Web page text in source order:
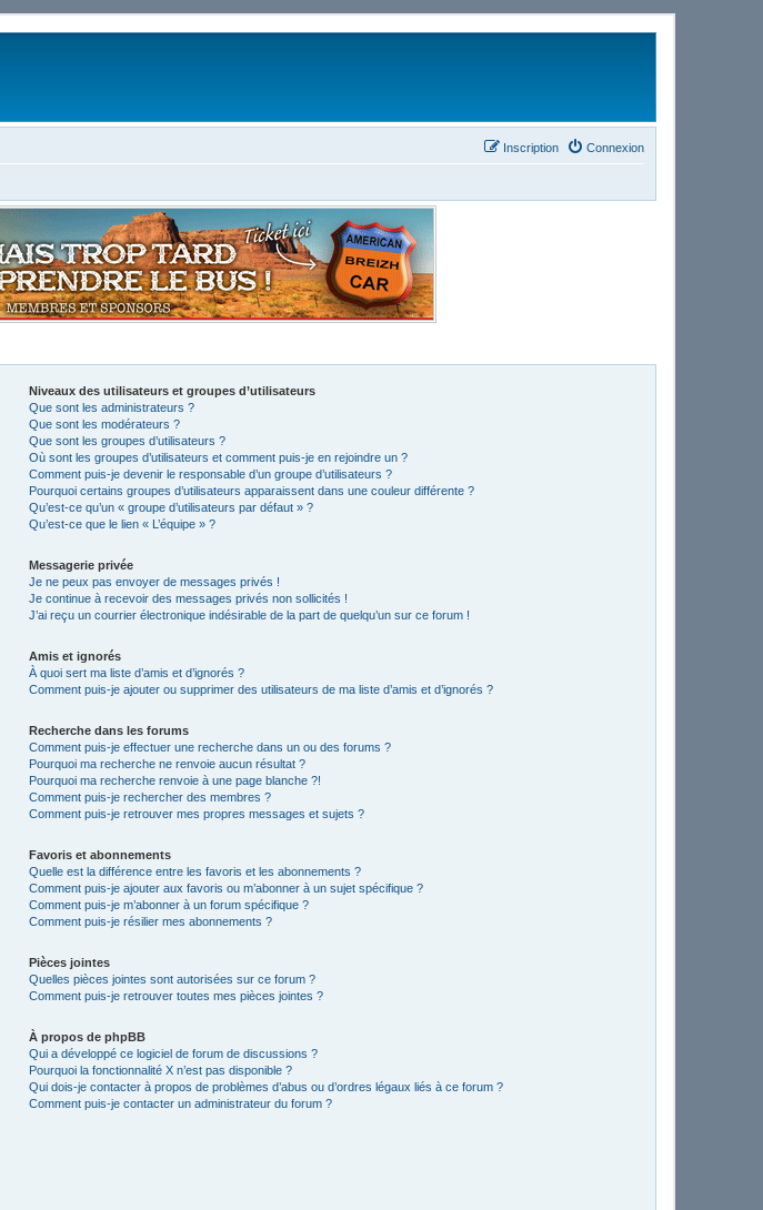
Connexion
Inscription
Niveaux des utilisateurs et groupes d’utilisateurs
Que sont les administrateurs ?
Que sont les modérateurs ?
Que sont les groupes d’utilisateurs ?
Où sont les groupes d’utilisateurs et comment puis-je en rejoindre un ?
Comment puis-je devenir le responsable d’un groupe d’utilisateurs ?
Pourquoi certains groupes d’utilisateurs apparaissent dans une couleur différente ?
Qu’est-ce qu’un « groupe d’utilisateurs par défaut » ?
Qu’est-ce que le lien « L’équipe » ?
Messagerie privée
Je ne peux pas envoyer de messages privés !
Je continue à recevoir des messages privés non sollicités !
J’ai reçu un courrier électronique indésirable de la part de quelqu’un sur ce forum !
Amis et ignorés
À quoi sert ma liste d’amis et d’ignorés ?
Comment puis-je ajouter ou supprimer des utilisateurs de ma liste d’amis et d’ignorés ?
Recherche dans les forums
Comment puis-je effectuer une recherche dans un ou des forums ?
Pourquoi ma recherche ne renvoie aucun résultat ?
Pourquoi ma recherche renvoie à une page blanche ?!
Comment puis-je rechercher des membres ?
Comment puis-je retrouver mes propres messages et sujets ?
Favoris et abonnements
Quelle est la différence entre les favoris et les abonnements ?
Comment puis-je ajouter aux favoris ou m’abonner à un sujet spécifique ?
Comment puis-je m’abonner à un forum spécifique ?
Comment puis-je résilier mes abonnements ?
Pièces jointes
Quelles pièces jointes sont autorisées sur ce forum ?
Comment puis-je retrouver toutes mes pièces jointes ?
À propos de phpBB
Qui a développé ce logiciel de forum de discussions ?
Pourquoi la fonctionnalité X n’est pas disponible ?
Qui dois-je contacter à propos de problèmes d’abus ou d’ordres légaux liés à ce forum ?
Comment puis-je contacter un administrateur du forum ?